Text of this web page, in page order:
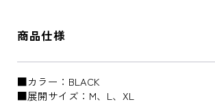
商品仕様
■カラー：BLACK
■展開サイズ：M、L、XL